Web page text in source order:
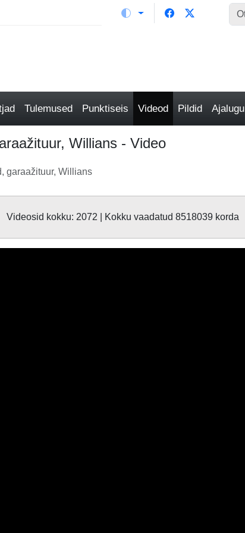
Tulemused Punktiseis Videod Pildid Ajalugu
Willians - Video
garaažituur, Willians
Videosid kokku: 2072 | Kokku vaadatud 8518039 korda